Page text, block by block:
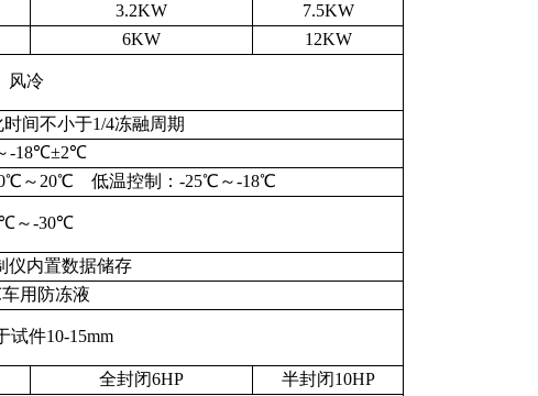
3.2KW
7.5KW
6KW
12KW
风冷
间不小于1/4冻融周期
-18℃±2℃
～20℃ 低温控制：-25℃～-18℃
～-30℃
仪内置数据储存
用防冻液
试件10-15mm
全封闭6HP
半封闭10HP